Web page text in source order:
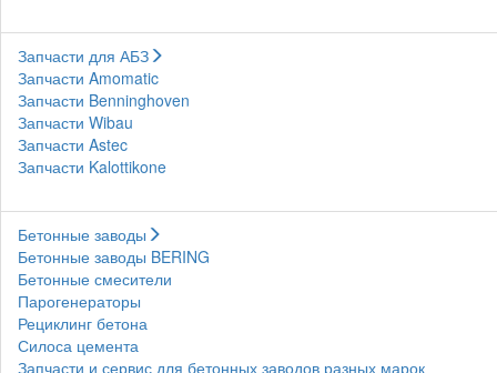
Запчасти для АБЗ
Запчасти Amomatic
Запчасти Benninghoven
Запчасти Wibau
Запчасти Astec
Запчасти Kalottikone
Бетонные заводы
Бетонные заводы BERING
Бетонные смесители
Парогенераторы
Рециклинг бетона
Силоса цемента
Запчасти и сервис для бетонных заводов разных марок